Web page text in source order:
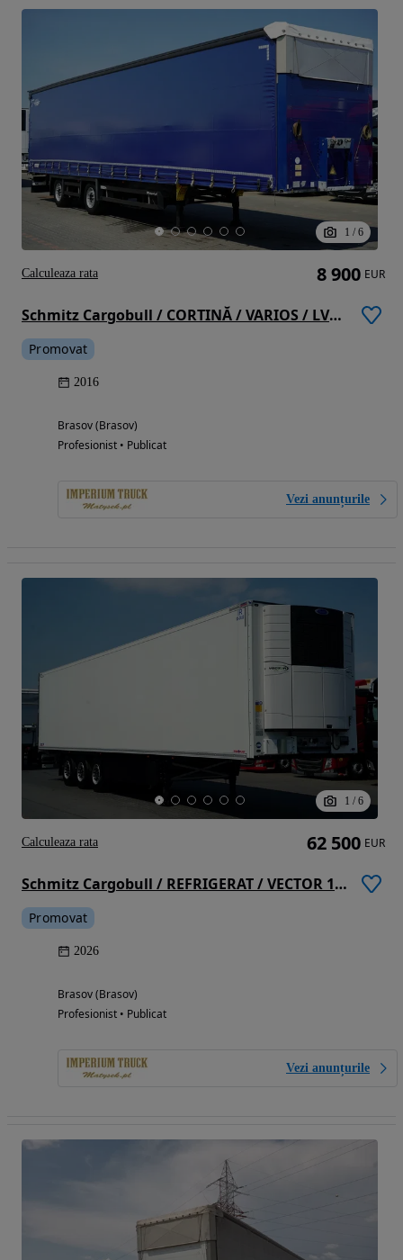
1 / 6
Schmitz Cargobull / CORTINĂ / VARIOS / LVT / 2 AXE / 2016
Promovat
2016
Brasov (Brasov)
Profesionist • Publicat
Vezi anunțurile
8 900 EUR
Calculeaza rata
1 / 6
Schmitz Cargobull / REFRIGERAT / VECTOR 1550 / TRANSPALET / AXĂ RIDICATĂ / 2026 /
Promovat
2026
Brasov (Brasov)
Profesionist • Publicat
Vezi anunțurile
62 500 EUR
Calculeaza rata